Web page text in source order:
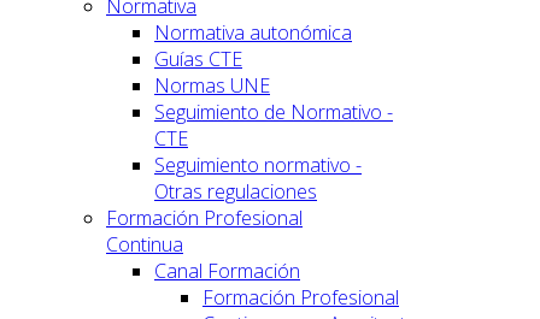
Normativa
Normativa autonómica
Guías CTE
Normas UNE
Seguimiento de Normativo -
CTE
Seguimiento normativo -
Otras regulaciones
Formación Profesional
Continua
Canal Formación
Formación Profesional